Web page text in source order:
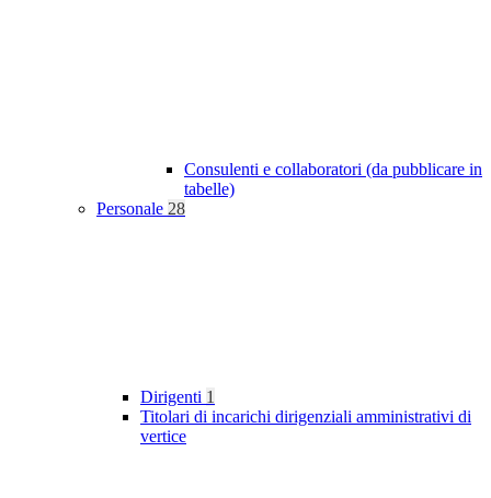
Consulenti e collaboratori (da pubblicare in
tabelle)
Personale 28
Dirigenti 1
Titolari di incarichi dirigenziali amministrativi di
vertice